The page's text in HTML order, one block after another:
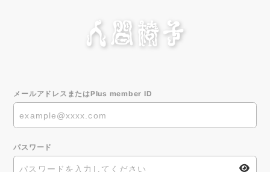
メールアドレスまたはPlus member ID
パスワード